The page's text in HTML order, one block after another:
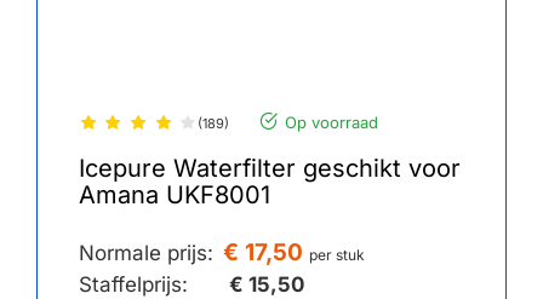
(189) Op voorraad
Icepure Waterfilter geschikt voor
Amana UKF8001
Normale prijs: € 17,50 per stuk
Staffelprijs: € 15,50